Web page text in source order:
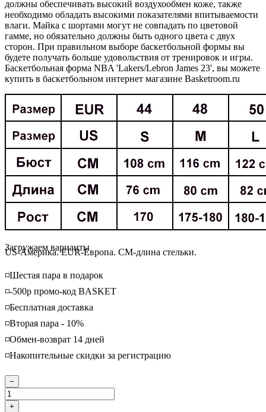
должны обеспечивать высокий воздухообмен коже, также
необходимо обладать высокими показателями впитываемости
влаги. Майка с шортами могут не совпадать по цветовой
гамме, но обязательно должны быть одного цвета с двух
сторон. При правильном выборе баскетбольной формы вы
будете получать больше удовольствия от тренировок и игры.
Баскетбольная форма NBA 'Lakers/Lebron James 23', вы можете
купить в баскетбольном интернет магазине Basketroom.ru
Loading...
Загружаем варианты
US-Америка. EUR-Европа. CM-длина стельки.
◽️Шестая пара в подарок
◽️-500р промо-код BASKET
◽️Бесплатная доставка
◽️Вторая пара - 10%
◽️Обмен-возврат 14 дней
◽️Накопительные скидки за регистрацию
−
+